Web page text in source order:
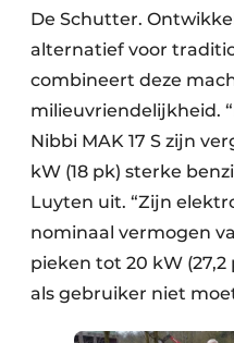
De Schutter.
alternatief voor
combineert deze
milieuvriendelijkheid.
Nibbi MAK 17 S zijn
kW (18 pk) sterke
Luyten uit. “Zijn
nominaal vermogen
pieken tot 20 kW
als gebruiker niet